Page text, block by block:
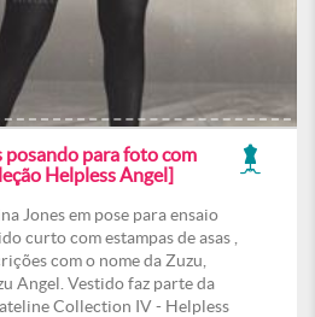
posando para foto com
Helpless Angel]
Jones em pose para ensaio
curto com estampas de asas ,
com o nome da Zuzu,
Angel. Vestido faz parte da
Collection IV - Helpless